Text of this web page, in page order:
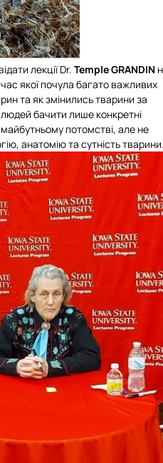
лекції Dr. Temple GRANDIN
якої почула багато важливих
та як змінились тварини за
бачити лише конкретні
потомстві, але не
анатомію та сутність